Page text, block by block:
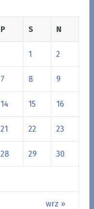
P S N
wrz »
1 2
7 8 9
14 15 16
21 22 23
28 29 30